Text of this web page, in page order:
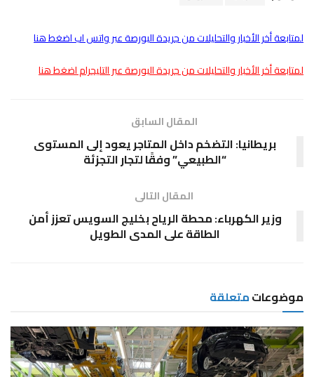
لمتابعة أخر الأخبار والتحليلات من جريدة البورصة عبر واتس اب اضغط هنا
لمتابعة أخر الأخبار والتحليلات من جريدة البورصة عبر التليجرام اضغط هنا
المقال السابق
بريطانيا: التضخم داخل المتاجر يعود إلى المستوى
“الطبيعي” وفقًا لتجار التجزئة
المقال التالى
وزير الكهرباء: محطة الرياح بخليج السويس تعزز أمن
الطاقة على المدى الطويل
موضوعاتمتعلقة